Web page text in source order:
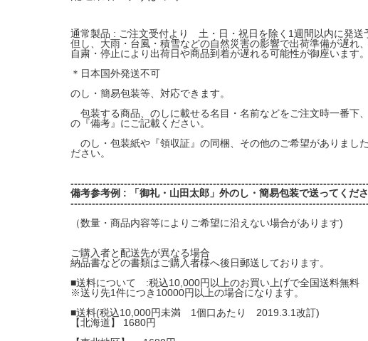
通常製品 : ご注文受付より 土・日・祝日を除く1週間以内に発送
但し、大雨・台風・積雪などの自然災害の影響で出荷準備が遅れ
自粛・停止により出荷日や商品到着が遅れる可能性が御座います。
＊日本国外発送不可
のし・簡易包装等、対応できます。
包装する商品、のしに載せる名目・名前などをご注文時一番下
の『備考』にご記載ください。
のし・包装紙や『領収証』の同梱、その他のご希望がありまし
ださい。
備考参考例 : 「御礼・山田太郎」外のし・簡易包装で送ってくださ
（数量・商品内容等によりご希望に沿えない場合があります)
ご購入者と配送先が異なる場合
納品書などの書類はご購入者様へ後日郵送しております。
■送料について :税込10,000円以上のお買い上げで全国送料無料
※送り先1件につき10000円以上の場合になります。
■送料(税込10,000円未満 1個口あたり 2019.3.1改訂)
【北海道】 1680円